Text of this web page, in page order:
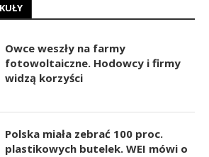
Owce weszły na farmy
fotowoltaiczne. Hodowcy i firmy
widzą korzyści
Polska miała zebrać 100 proc.
plastikowych butelek. WEI mówi o